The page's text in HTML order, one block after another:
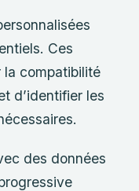
Ces
compatibilité
d’identifier les
des données